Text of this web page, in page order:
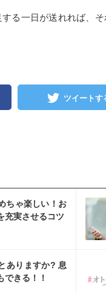
る一日が送れれば、
ツイートす
ちゃ楽しい！お
充実させるコツ
ありますか? 息
できる！！